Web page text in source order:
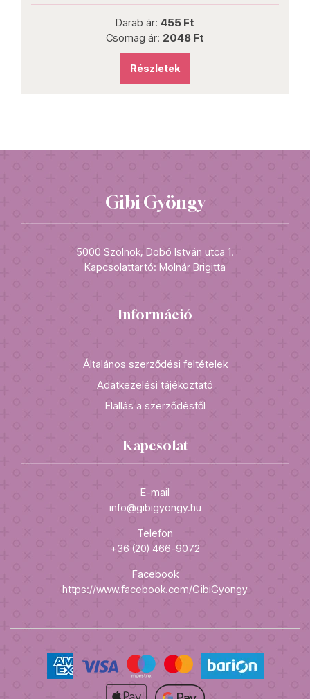
Darab ár: 455 Ft
Csomag ár: 2048 Ft
Részletek
Gibi Gyöngy
5000 Szolnok, Dobó István utca 1.
Kapcsolattartó: Molnár Brigitta
Információ
Általános szerződési feltételek
Adatkezelési tájékoztató
Elállás a szerződéstől
Kapcsolat
E-mail
info@gibigyongy.hu
Telefon
+36 (20) 466-9072
Facebook
https://www.facebook.com/GibiGyongy